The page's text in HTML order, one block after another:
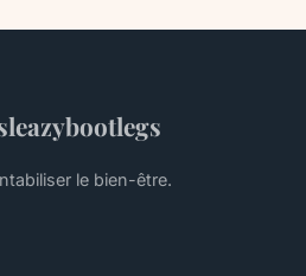
le bien-être.